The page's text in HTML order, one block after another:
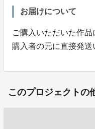
お届けについて
ご購入いただいた作
購入者の元に直接発送
このプロジェクトの